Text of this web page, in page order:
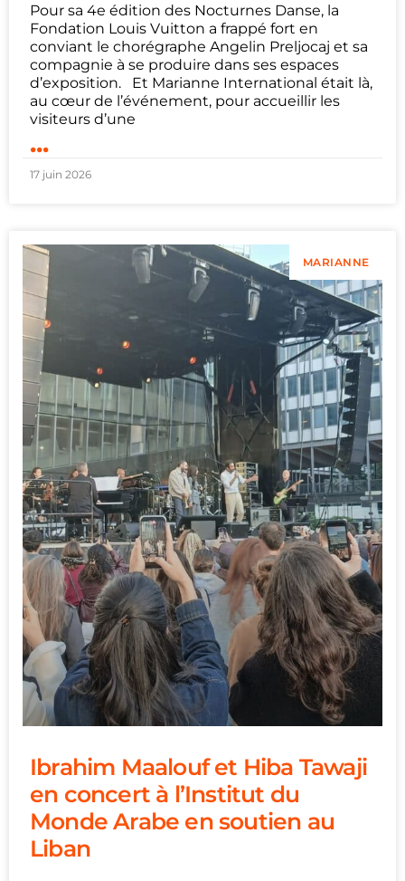
Pour sa 4e édition des Nocturnes Danse, la
Fondation Louis Vuitton a frappé fort en
conviant le chorégraphe Angelin Preljocaj et sa
compagnie à se produire dans ses espaces
d’exposition. Et Marianne International était là,
au cœur de l’événement, pour accueillir les
visiteurs d’une
...
17 juin 2026
MARIANNE
Ibrahim Maalouf et Hiba Tawaji
en concert à l’Institut du
Monde Arabe en soutien au
Liban